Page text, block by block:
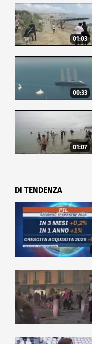
01:03
00:33
01:07
DI TENDENZA